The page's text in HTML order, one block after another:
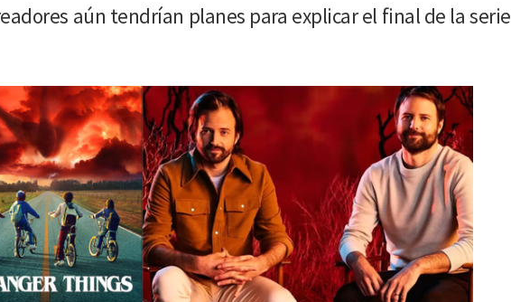
aún tendrían planes para explicar el final de la serie